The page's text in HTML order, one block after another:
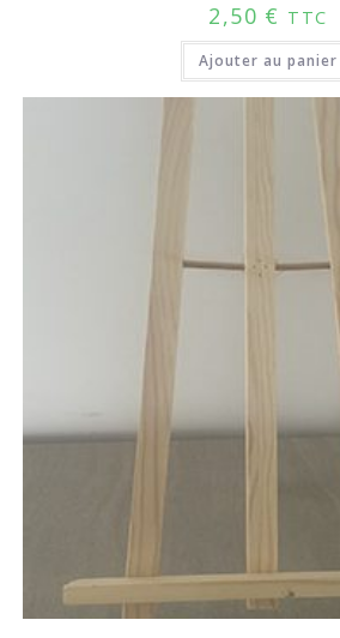
2,50 € TTC
Ajouter au panier